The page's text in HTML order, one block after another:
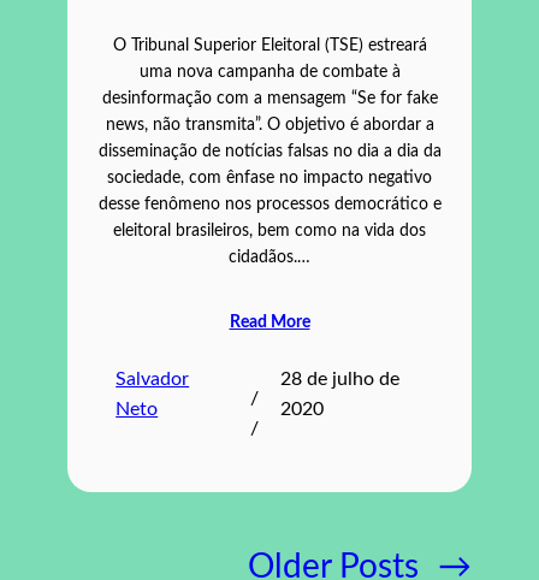
O Tribunal Superior Eleitoral (TSE) estreará
uma nova campanha de combate à
desinformação com a mensagem “Se for fake
news, não transmita”. O objetivo é abordar a
disseminação de notícias falsas no dia a dia da
sociedade, com ênfase no impacto negativo
desse fenômeno nos processos democrático e
eleitoral brasileiros, bem como na vida dos
cidadãos.…
Read More
Salvador
Neto
/
/
28 de julho de
2020
Older Posts →